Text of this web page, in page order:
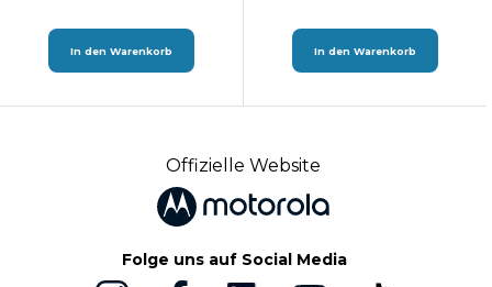
In den Warenkorb In den Warenkorb
Offizielle Website
Folge uns auf Social Media